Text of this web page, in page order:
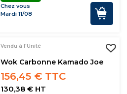
Chez vous
Mardi 11/08
Vendu à l'Unité
Wok Carbonne Kamado Joe
156,45 € TTC
130,38 € HT